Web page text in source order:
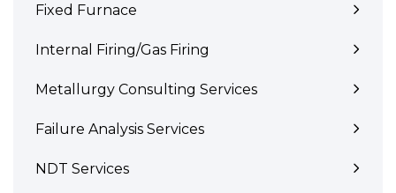
Fixed Furnace
Internal Firing/Gas Firing
Metallurgy Consulting Services
Failure Analysis Services
NDT Services